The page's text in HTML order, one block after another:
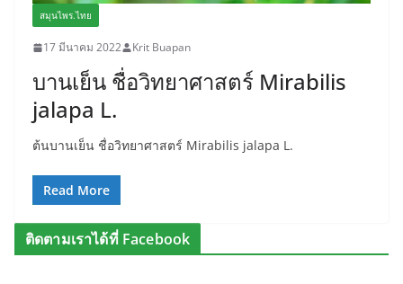
สมุนไพร.ไทย
17 มีนาคม 2022 Krit Buapan
บานเย็น ชื่อวิทยาศาสตร์ Mirabilis
jalapa L.
ต้นบานเย็น ชื่อวิทยาศาสตร์ Mirabilis jalapa L.
Read More
ติดตามเราได้ที่ Facebook